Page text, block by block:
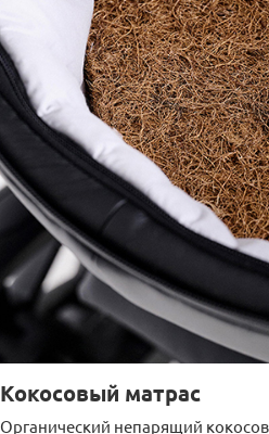
Кокосовый матрас
Органический непарящий